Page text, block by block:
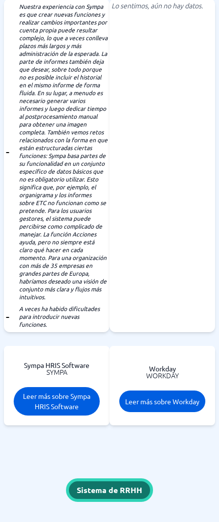
Nuestra experiencia con Sympa
es que crear nuevas funciones y
realizar cambios importantes por
cuenta propia puede resultar
complejo, lo que a veces conlleva
plazos más largos y más
administración de la esperada. La
parte de informes también deja
que desear, sobre todo porque
no es posible incluir el historial
en el mismo informe de forma
fluida. En su lugar, a menudo es
necesario generar varios
informes y luego dedicar tiempo
al postprocesamiento manual
para obtener una imagen
completa. También vemos retos
relacionados con la forma en que
están estructuradas ciertas
funciones: Sympa basa partes de
su funcionalidad en un conjunto
específico de datos básicos que
no es obligatorio utilizar. Esto
significa que, por ejemplo, el
organigrama y los informes
sobre ETC no funcionan como se
pretende. Para los usuarios
gestores, el sistema puede
percibirse como complicado de
manejar. La función Acciones
ayuda, pero no siempre está
claro qué hacer en cada
momento. Para una organización
con más de 35 empresas en
grandes partes de Europa,
habríamos deseado una visión de
conjunto más clara y flujos más
intuitivos.
A veces ha habido dificultades
para introducir nuevas
funciones.
Lo sentimos, aún no hay datos.
Sympa HRIS Software
SYMPA
Leer más sobre Sympa
HRIS Software
Workday
WORKDAY
Leer más sobre Workday
Sistema de RRHH